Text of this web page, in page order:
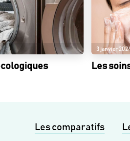
3 janvier
Les
Les comparatifs